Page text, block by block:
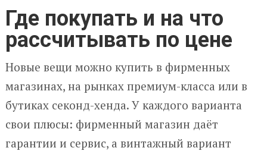
Где покупать и на что
рассчитывать по цене
Новые вещи можно купить в фирменных
магазинах, на рынках премиум-класса или в
бутиках секонд-хенда. У каждого варианта
свои плюсы: фирменный магазин даёт
гарантии и сервис, а винтажный вариант